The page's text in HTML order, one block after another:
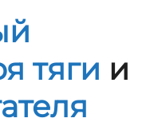
тяги и